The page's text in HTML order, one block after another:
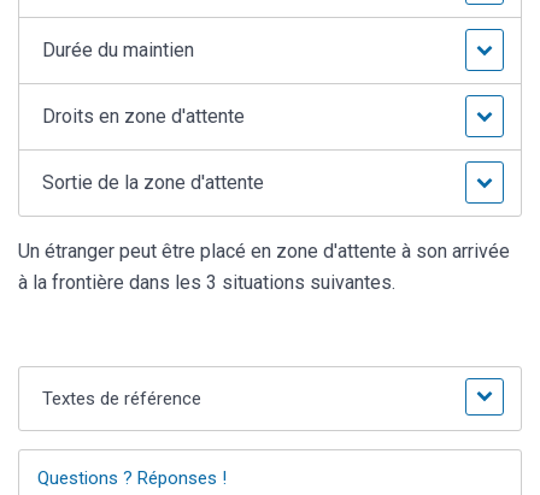
Durée du maintien
Droits en zone d'attente
Sortie de la zone d'attente
Un étranger peut être placé en zone d'attente à son arrivée
à la frontière dans les 3 situations suivantes.
Textes de référence
Questions ? Réponses !